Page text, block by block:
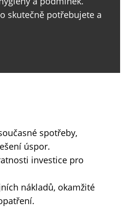
skutečně potřebujete a
spotřeby,
úspor.
investice pro
nákladů, okamžité